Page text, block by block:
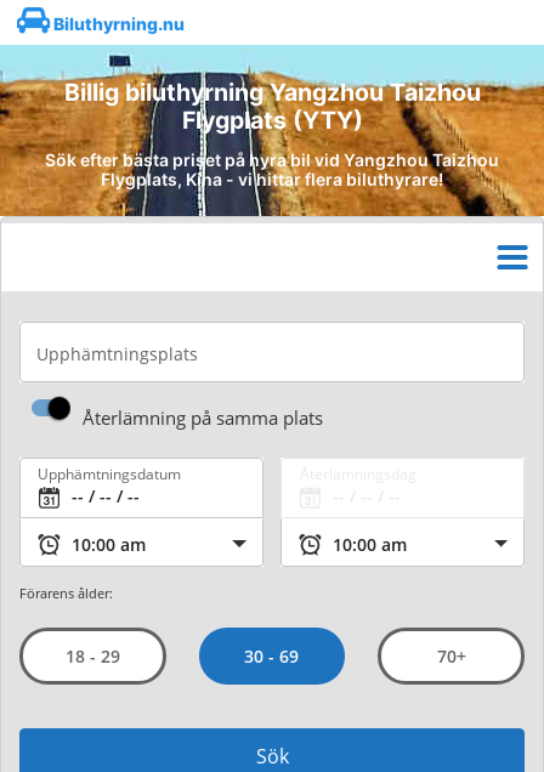
Biluthyrning.nu
Billig biluthyrning Yangzhou Taizhou
Flygplats (YTY)
Sök efter bästa priset på hyra bil vid Yangzhou Taizhou
Flygplats, Kina - vi hittar flera biluthyrare!
Upphämtningsplats
Återlämning på samma plats
Upphämtningsdatum
Förarens ålder:
18 - 29 30 - 69 70+
Sök